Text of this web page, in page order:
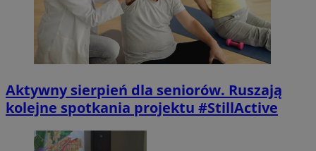
Aktywny sierpień dla seniorów. Ruszają
kolejne spotkania projektu #StillActive